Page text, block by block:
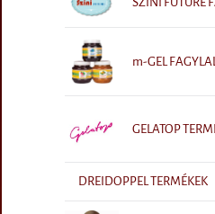
m-GEL
GELATOP
DREIDOPPEL TERMÉKEK